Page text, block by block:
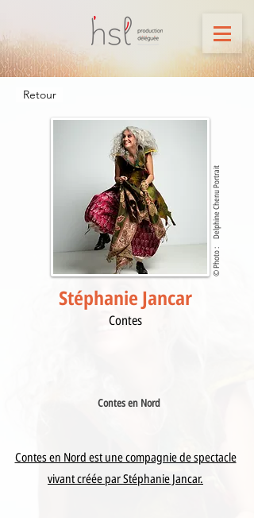
Retour
Delphine Chenu Portrait
© Photo :
Stéphanie Jancar
Contes
Contes en Nord
Contes en Nord est une compagnie de spectacle
vivant créée par Stéphanie Jancar.